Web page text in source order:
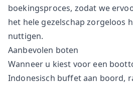
boekingsproces, zodat we
het hele gezelschap zorgeloos
nuttigen.
Aanbevolen boten
Wanneer u kiest voor een
Indonesisch buffet aan boord,